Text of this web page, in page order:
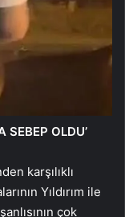
SEBEP OLDU’
karşılıklı
Yıldırım ile
çok